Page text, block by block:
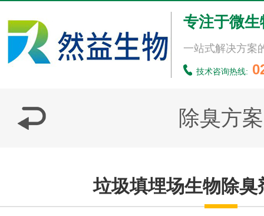
专注于微
一站式解决方案
技术咨询热线:
除臭方案
垃圾填埋场生物除臭